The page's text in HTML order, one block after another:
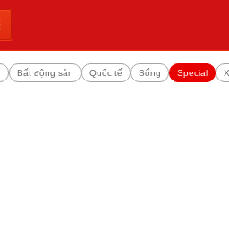
Bất động sản Quốc tế Sống Special